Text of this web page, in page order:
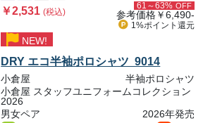
￥2,531(税込)
61～63% OFF
参考価格￥6,490-
1%ポイント 還元
NEW!
DRY エコ半袖ポロシャツ 9014
小倉屋
半袖ポロシャツ
小倉屋 スタッフユニフォームコレクション
2026
男女ペア
2026年発売